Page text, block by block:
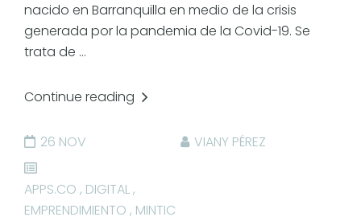
nacido en Barranquilla en medio de la crisis
generada por la pandemia de la Covid-19. Se
trata de ...
Continue reading
26 NOV VIANY PÉREZ
APPS.CO , DIGITAL,
EMPRENDIMIENTO , MINTIC